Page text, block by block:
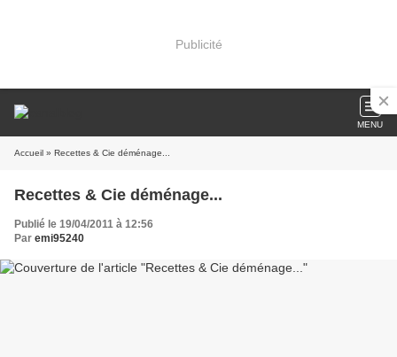
Publicité
MENU
Accueil » Recettes & Cie déménage...
Recettes & Cie déménage...
Publié le 19/04/2011 à 12:56
Par emi95240